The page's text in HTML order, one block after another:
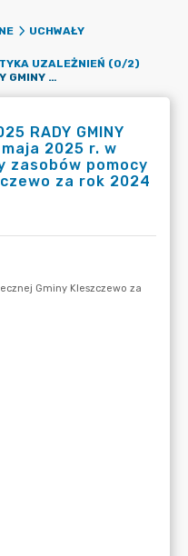
UCHWAŁY
UZALEŻNIEŃ (0/2)
UCHWAŁA NR XIII/110/2025 RADY GMINY KLESZCZEWO Z DNIA 28 MAJA 2025 R. W SPRAWIE PRZYJĘCIA OCENY ZASOBÓW POMOCY SPOŁECZNEJ GMINY KLESZCZEWO ZA ROK 2024
RADY GMINY
maja 2025 r. w
zasobów pomocy
za rok 2024